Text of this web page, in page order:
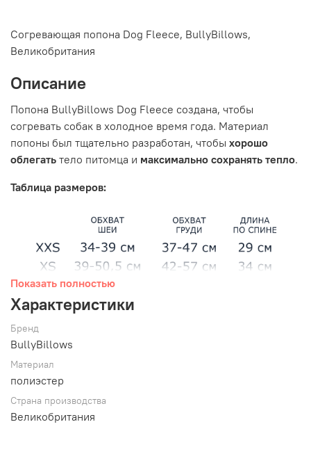
Cогревающая попона Dog Fleece, BullyBillows,
Великобритания
Описание
Попона BullyBillows Dog Fleece создана, чтобы
согревать собак в холодное время года. Материал
попоны был тщательно разработан, чтобы хорошо
облегать тело питомца и максимально сохранять тепло.
Таблица размеров:
Показать полностью
Характеристики
Бренд
BullyBillows
Материал
полиэстер
Страна производства
Великобритания